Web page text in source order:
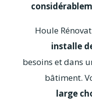
Houle
installe
besoins et dans
bâtiment.
large